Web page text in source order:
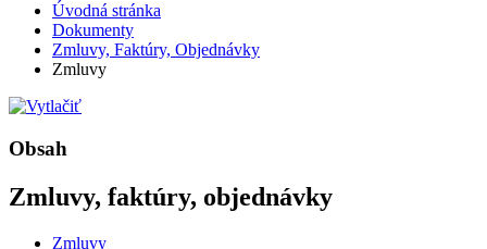
Úvodná stránka
Dokumenty
Zmluvy, Faktúry, Objednávky
Zmluvy
Obsah
Zmluvy, faktúry, objednávky
Zmluvy